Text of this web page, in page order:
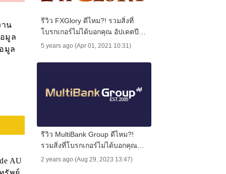
าน
มูล
มูล
AU
รีวิว FXGlory ดีไหม?! รวมสิ่งที่
โบรกเกอร์ไม่ได้บอกคุณ อัปเดตปี
2025
5 years ago (Apr 01, 2021 10:31)
รีวิว MultiBank Group ดีไหม?!
รวมสิ่งที่โบรกเกอร์ไม่ได้บอกคุณ
อัปเดตปี 2025
2 years ago (Aug 29, 2023 13:47)